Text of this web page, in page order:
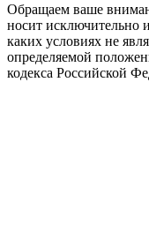
Обращаем ваше
носит исключительно
каких условиях не
определяемой
кодекса Российской